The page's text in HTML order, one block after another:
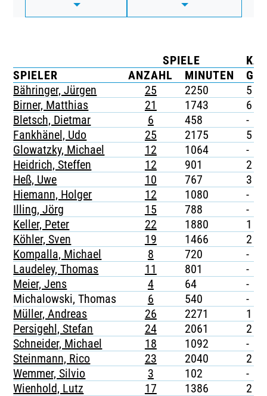
BUSINESS
TICKETING
SPIELE
SPIELER
ANZAHL MINUTEN G
Bähringer, Jürgen
25 2250 5
Birner, Matthias
21 1743 6
Bletsch, Dietmar
6 458 -
Fankhänel, Udo
25 2175 5
Glowatzky, Michael
12 1064 -
Heidrich, Steffen
12 901 2
Heß, Uwe
10 767 3
Hiemann, Holger
12 1080 -
Illing, Jörg
15 788 -
Keller, Peter
22 1880 1
Köhler, Sven
19 1466 2
Kompalla, Michael
8 720 -
Laudeley, Thomas
11 801 -
Meier, Jens
4 64 -
Michalowski, Thomas
6 540 -
Müller, Andreas
26 2271 1
Persigehl, Stefan
24 2061 2
Schneider, Michael
18 1092 -
Steinmann, Rico
23 2040 2
Wemmer, Silvio
3 102 -
Wienhold, Lutz
17 1386 2